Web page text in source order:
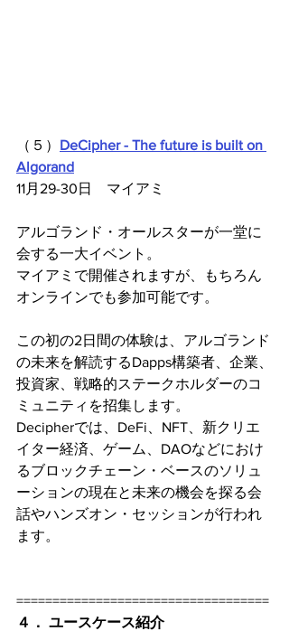
（５） DeCipher - The future is built on
Algorand
11月29-30日　マイアミ
アルゴランド・オールスターが一堂に
会する一大イベント。
マイアミで開催されますが、もちろん
オンラインでも参加可能です。
この初の2日間の体験は、アルゴランド
の未来を解読するDapps構築者、企業、
投資家、戦略的ステークホルダーのコ
ミュニティを招集します。
Decipherでは、DeFi、NFT、新クリエ
イター経済、ゲーム、DAOなどにおけ
るブロックチェーン・ベースのソリュ
ーションの現在と未来の機会を探る会
話やハンズオン・セッションが行われ
ます。
===================================
４． ユースケース紹介